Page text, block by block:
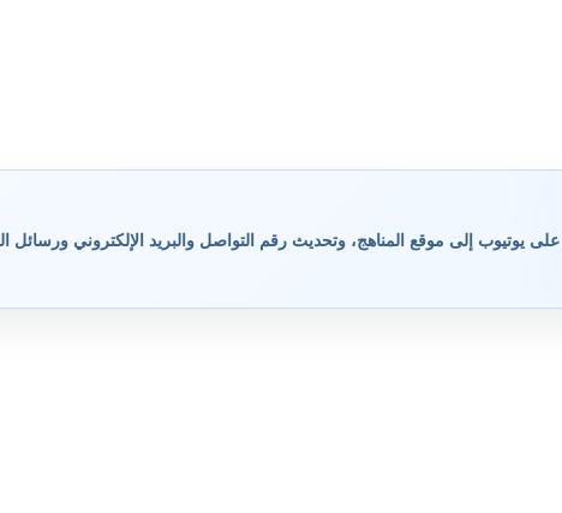
يوتيوب إلى موقع المناهج، وتحديث رقم التواصل والبريد الإلكتروني ورسائل